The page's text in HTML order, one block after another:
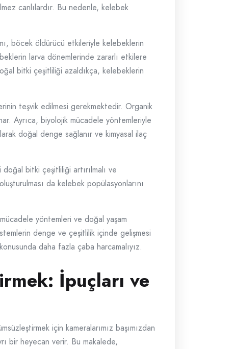
canlılardır. Bu nedenle, kelebek
böcek öldürücü etkileriyle kelebeklerin
larva dönemlerinde zararlı etkilere
bitki çeşitliliği azaldıkça, kelebeklerin
teşvik edilmesi gerekmektedir. Organik
Ayrıca, biyolojik mücadele yöntemleriyle
doğal denge sağlanır ve kimyasal ilaç
bitki çeşitliliği artırılmalı ve
da kelebek popülasyonlarını
yöntemleri ve doğal yaşam
denge ve çeşitlilik içinde gelişmesi
daha fazla çaba harcamalıyız.
İpuçları ve
için kameralarımız başımızdan
bir heyecan verir. Bu makalede,